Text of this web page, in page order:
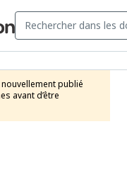
publié
avant d’être